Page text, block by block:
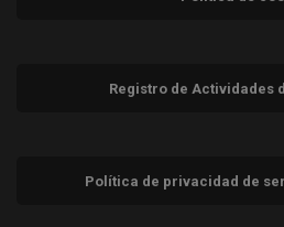
Registro de Actividades
Política de privacidad de